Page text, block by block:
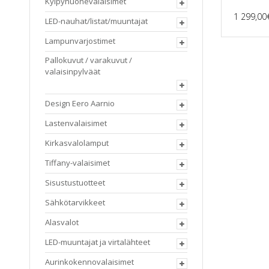
1 299,00
LED-nauhat/listat/muuntajat
Lampunvarjostimet
Pallokuvut / varakuvut /
valaisinpylväät
Design Eero Aarnio
Lastenvalaisimet
Kirkasvalolamput
Tiffany-valaisimet
Sisustustuotteet
Sähkötarvikkeet
Alasvalot
LED-muuntajat ja virtalähteet
Aurinkokennovalaisimet